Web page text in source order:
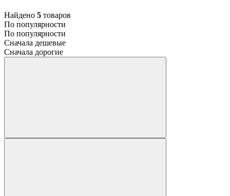
Найдено 5 товаров
По популярности
По популярности
Сначала дешевые
Сначала дорогие